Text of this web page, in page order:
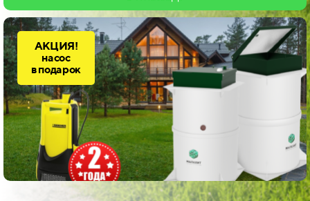
АКЦИЯ!
насос
в подарок